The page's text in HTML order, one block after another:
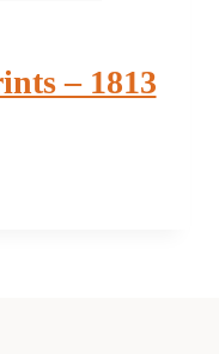
– 1813